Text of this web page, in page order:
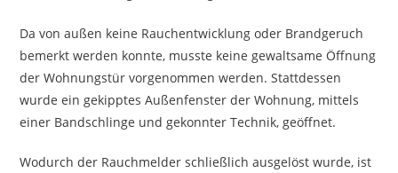
Da von außen keine Rauchentwicklung oder Brandgeruch
bemerkt werden konnte, musste keine gewaltsame Öffnung
der Wohnungstür vorgenommen werden. Stattdessen
wurde ein gekipptes Außenfenster der Wohnung, mittels
einer Bandschlinge und gekonnter Technik, geöffnet.
Wodurch der Rauchmelder schließlich ausgelöst wurde, ist